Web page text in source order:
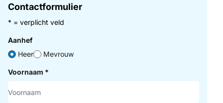
Contactformulier
* = verplicht veld
Aanhef
Heer
Mevrouw
Voornaam *